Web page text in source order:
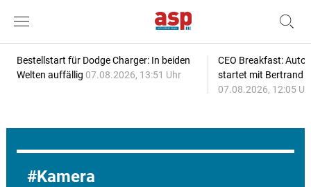
Bestellstart für Dodge Charger: In beiden
Welten auffällig 07.08.2026, 13:51 Uhr
CEO Breakfast:
startet mit Bertrand
07.08.2026, 12:05
Kamera